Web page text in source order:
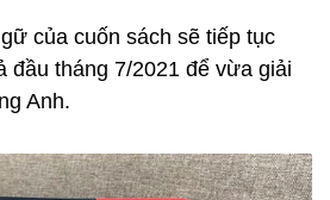
của cuốn sách sẽ tiếp tục
đầu tháng 7/2021 để vừa giải
Anh.